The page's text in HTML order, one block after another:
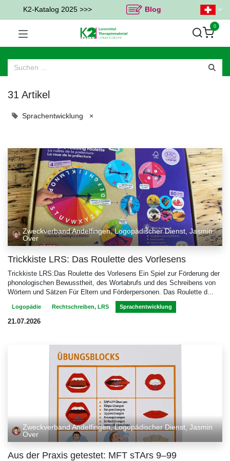
K2-Katalog 2025 >>> Blog
0
31 Artikel
Sprachentwicklung ×
Zweckverband Andelfingen, Logopädischer Dienst, Jasmin
Over
Trickkiste LRS: Das Roulette des Vorlesens
Trickkiste LRS:Das Roulette des Vorlesens Ein Spiel zur Förderung der
phonologischen Bewusstheit, des Wortabrufs und des Schreibens von
Wörtern und Sätzen Für Eltern und Förderpersonen. Das Roulette d...
Logopädie Rechtschreiben, LRS Sprachentwicklung
21.07.2026
Zweckverband Andelfingen, Logopädischer Dienst, Jasmin
Over
Aus der Praxis getestet: MFT sTArs 9–99